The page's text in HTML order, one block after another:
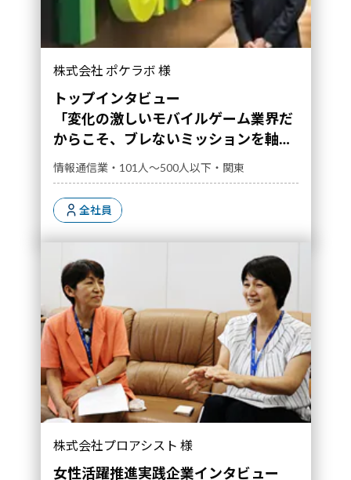
そ、ブレないミッションを軸に現場に寄り添っ
た人材開発を行っている」｜導入事例">
株式会社 ポケラボ 様
トップインタビュー
「変化の激しいモバイルゲーム業界だ
からこそ、ブレないミッションを軸に
現場に寄り添った人材開発を行ってい
る」
情報通信業・101人～500人以下・関東
全社員
事例">
株式会社プロアシスト 様
女性活躍推進実践企業インタビュー